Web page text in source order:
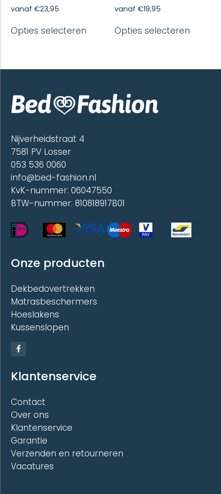
vanaf€23,95
Opties selecteren product
Deze
gekozen
worden
vanaf€19,95
Opties selecteren
Deze
Nijverheidstraat 4
7581 PV Losser
053 536 0060
info@bed-fashion.nl
KvK-nummer: 06047550
BTW-nummer: 810818917B01
Onze producten
Dekbedovertrekken
Matrasbeschermers
Hoeslakens
Kussenslopen
Klantenservice
Contact
Over ons
Klantenservice
Garantie
Verzenden en retourneren
Vacatures